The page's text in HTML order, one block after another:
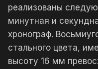
реализованы
минутная и
хронограф.
стального цвета,
высоту 16 мм